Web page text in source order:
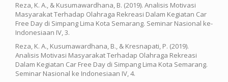
Reza, K. A., & Kusumawardhana, B. (2019). Analisis Motivasi
Masyarakat Terhadap Olahraga Rekreasi Dalam Kegiatan Car
Free Day di Simpang Lima Kota Semarang. Seminar Nasional ke-
Indonesiaan IV, 3.
Reza, K. A., Kusumawardhana, B., & Kresnapati, P. (2019).
Analisis Motivasi Masyarakat Terhadap Olahraga Rekreasi
Dalam Kegiatan Car Free Day di Simpang Lima Kota Semarang.
Seminar Nasional ke Indonesiaan IV, 4.